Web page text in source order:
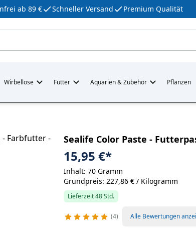
ab 89 € Schneller Versand Premium Qualität
Wirbellose Futter Aquarien & Zubehör Pflanzen
Sealife Color Paste -
15,95 €*
Inhalt: 70 Gramm
Grundpreis: 227,86 € / Kilogramm
Lieferzeit 48 Std.
4 Alle Bewertungen